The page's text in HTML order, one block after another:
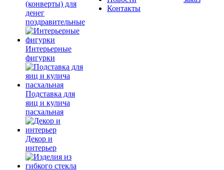
(конверты) для
денег
поздравительные
Интерьерные
фигурки
Подставка для
яиц и кулича
пасхальная
Декор и
интерьер
Контакты